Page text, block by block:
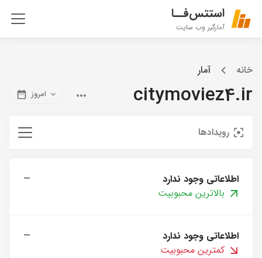
استتس‌فــا
آمارگیر وب سایت
خانه آمار
citymoviez4.ir امروز
رویدادها
اطلاعاتی وجود ندارد
—
بالاترین محبوبیت
اطلاعاتی وجود ندارد
—
کمترین محبوبیت